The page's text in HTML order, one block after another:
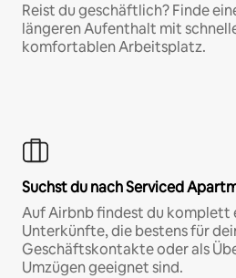
Reist du geschäftlich? Finde
längeren Aufenthalt mit
komfortablen Arbeitsplatz.
Suchst du nach Serviced
Auf Airbnb findest du
Unterkünfte, die bestens für
Geschäftskontakte oder als
Umzügen geeignet sind.